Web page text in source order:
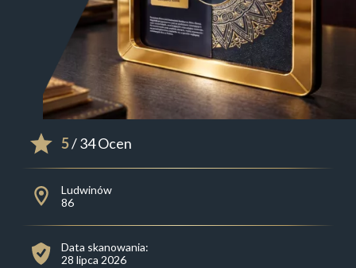
5/ 34 Ocen
Ludwinów
86
Data skanowania:
28 lipca 2026